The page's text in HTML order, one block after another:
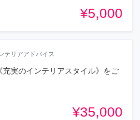
¥5,000
テリアアドバイス
充実のインテリアスタイル》をご
¥35,000